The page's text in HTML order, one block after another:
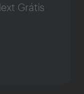
Grátis